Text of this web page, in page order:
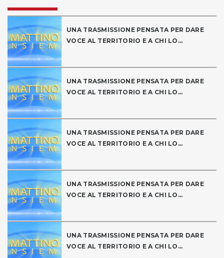
UNA TRASMISSIONE PENSATA PER DARE
VOCE AL TERRITORIO E A CHI LO...
UNA TRASMISSIONE PENSATA PER DARE
VOCE AL TERRITORIO E A CHI LO...
UNA TRASMISSIONE PENSATA PER DARE
VOCE AL TERRITORIO E A CHI LO...
UNA TRASMISSIONE PENSATA PER DARE
VOCE AL TERRITORIO E A CHI LO...
UNA TRASMISSIONE PENSATA PER DARE
VOCE AL TERRITORIO E A CHI LO...